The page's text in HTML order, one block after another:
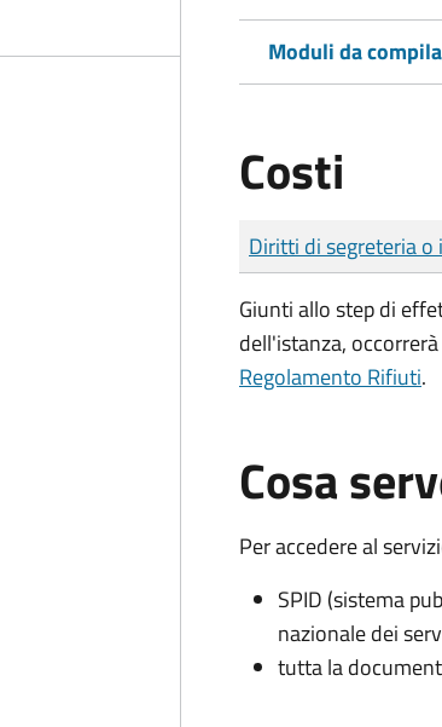
Moduli da
Costi
Tipo di pagamento
Importo
Diritti di segreteria
Giunti allo step di
dell'istanza,
Regolamento Rifiuti.
Cosa
Per accedere al
SPID (sistema
nazionale dei
tutta la